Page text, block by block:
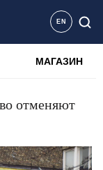
EN
МАГАЗИН
отменяют